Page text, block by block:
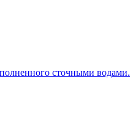
сточными